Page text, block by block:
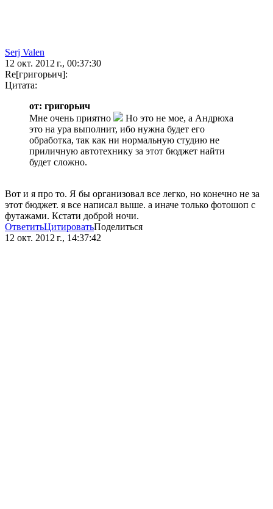
Serj Valen
12 окт. 2012 г., 00:37:30
Re[григорьич]:
Цитата:
от: григорьич
Мне очень приятно
Но это не мое, а Андрюха
это на ура выполнит, ибо нужна будет его
обработка, так как ни нормальную студию не
приличную автотехнику за этот бюджет найти
будет сложно.
Вот и я про то. Я бы организовал все легко, но конечно не за
этот бюджет. я все написал выше. а иначе только фотошоп с
футажами. Кстати доброй ночи.
ОтветитьЦитироватьПоделиться
12 окт. 2012 г., 14:37:42